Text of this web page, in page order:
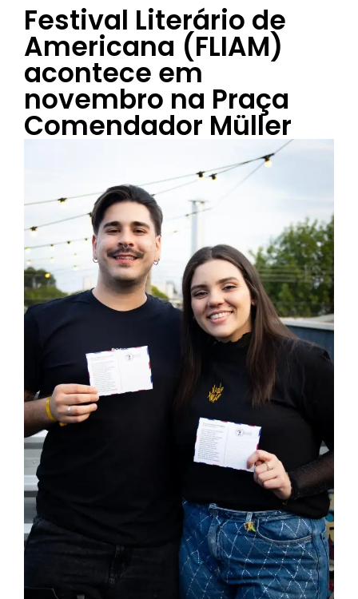
Festival Literário de
Americana (FLIAM)
acontece em
novembro na Praça
Comendador Müller